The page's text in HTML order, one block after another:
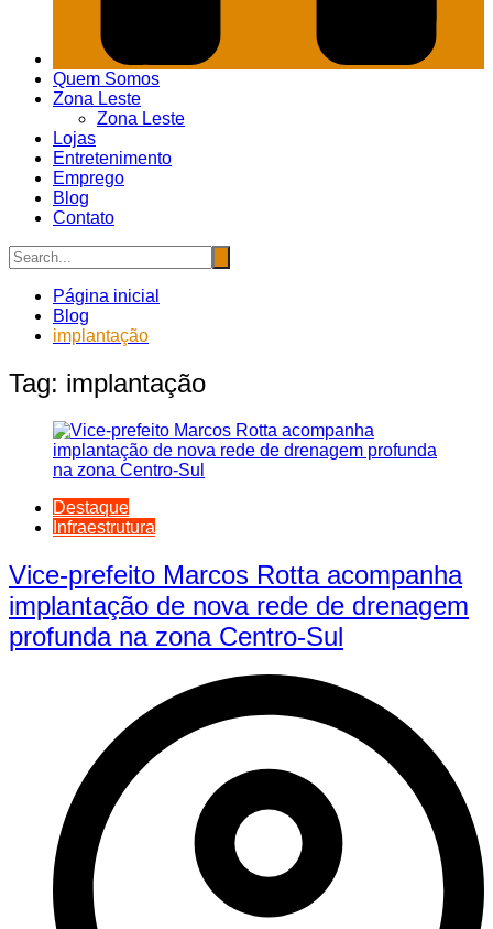
Quem Somos
Zona Leste
Zona Leste
Lojas
Entretenimento
Emprego
Blog
Contato
Página inicial
Blog
implantação
Tag: implantação
Destaque
Infraestrutura
Vice-prefeito Marcos Rotta acompanha
implantação de nova rede de drenagem
profunda na zona Centro-Sul